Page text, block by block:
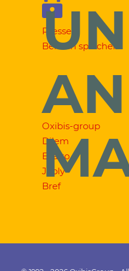
Presse
Bereich speichern
Oxibis-group
Dilem
Exalto
Jooly
Bref